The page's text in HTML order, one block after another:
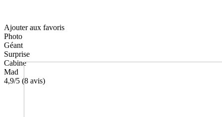
Ajouter aux favoris
Photo
Géant
Surprise
Cabine
Mad
4,9/5 (8 avis)